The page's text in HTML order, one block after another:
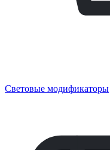
Световые модификаторы